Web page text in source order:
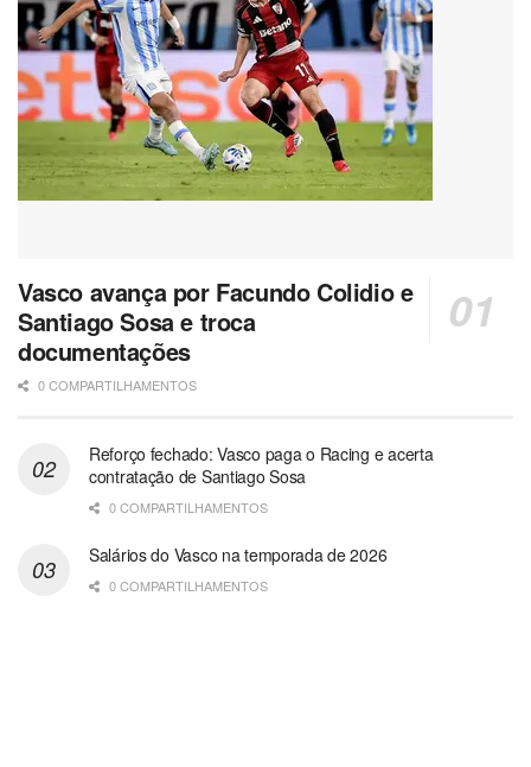
Vasco avança por Facundo Colidio e
Santiago Sosa e troca
documentações
0 COMPARTILHAMENTOS
Reforço fechado: Vasco paga o Racing e acerta
contratação de Santiago Sosa
0 COMPARTILHAMENTOS
Salários do Vasco na temporada de 2026
0 COMPARTILHAMENTOS